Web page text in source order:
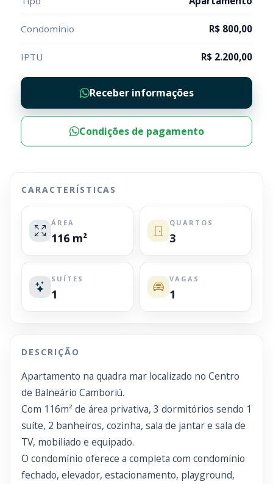
Condomínio R$ 800,00
IPTU R$ 2.200,00
Receber informações
Condições de pagamento
CARACTERÍSTICAS
ÁREA
116 m²
QUARTOS
3
SUÍTES
1
VAGAS
1
DESCRIÇÃO
Apartamento na quadra mar localizado no Centro
de Balneário Camboriú.
Com 116m² de área privativa, 3 dormitórios sendo 1
suíte, 2 banheiros, cozinha, sala de jantar e sala de
TV, mobiliado e equipado.
O condomínio oferece a completa com condomínio
fechado, elevador, estacionamento, playground,